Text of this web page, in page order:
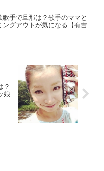
歌手で旦那は？歌手のママと
ングアウトが気になる【有吉
？
娘